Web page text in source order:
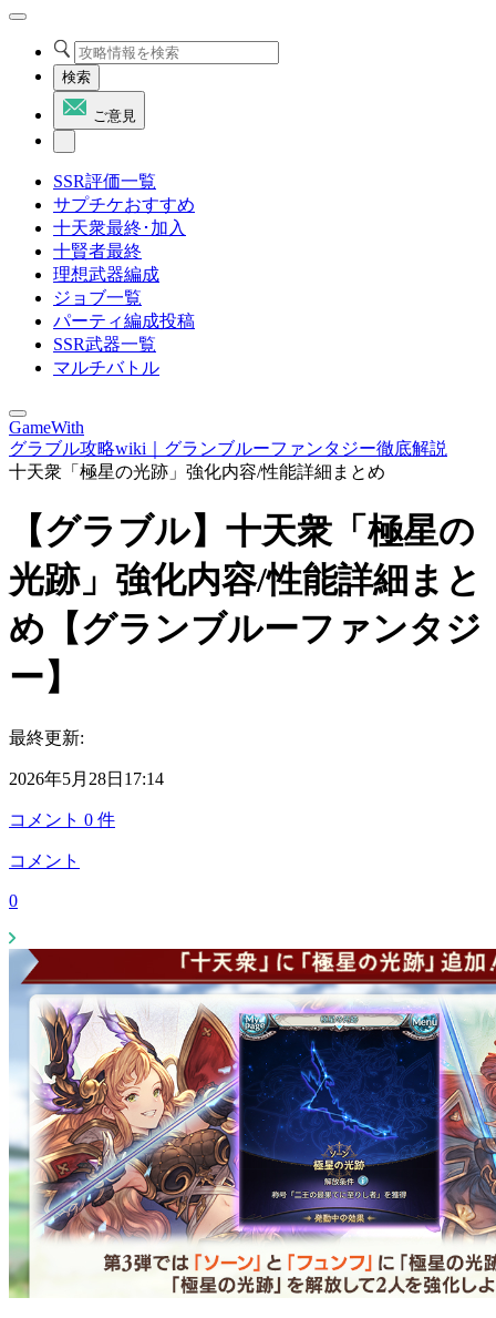
検索
ご意見
SSR評価一覧
サプチケおすすめ
十天衆最終･加入
十賢者最終
理想武器編成
ジョブ一覧
パーティ編成投稿
SSR武器一覧
マルチバトル
GameWith
グラブル攻略wiki｜グランブルーファンタジー徹底解説
十天衆「極星の光跡」強化内容/性能詳細まとめ
【グラブル】十天衆「極星の
光跡」強化内容/性能詳細まと
め【グランブルーファンタジ
ー】
最終更新:
2026年5月28日17:14
コメント 0 件
コメント
0